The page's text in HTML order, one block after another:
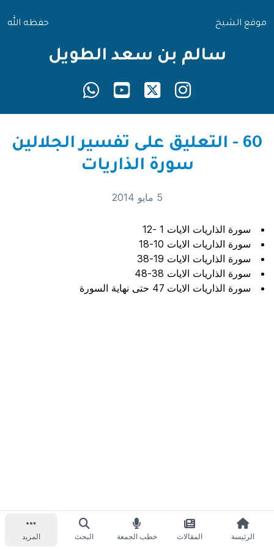
موقع الشيخ حفظه الله
سالم بن سعد الطويل
60 - التعليق على تفسير الجلالين
سورة الذاريات
5 مايو 2014
سورة الذاريات الايات 1 -12
سورة الذاريات الايات 10-18
سورة الذاريات الايات 19-38
سورة الذاريات الايات 38-48
سورة الذاريات الايات 47 حتى نهاية السورة
الرئيسة المقالات خطب الجمعة البحث المزيد